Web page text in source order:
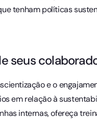
tenham políticas
seus
e o
em relação à
internas, ofereça